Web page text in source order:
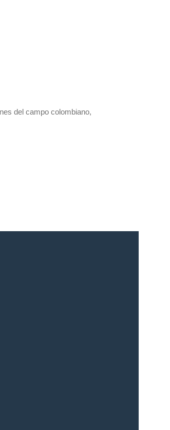
del campo colombiano,